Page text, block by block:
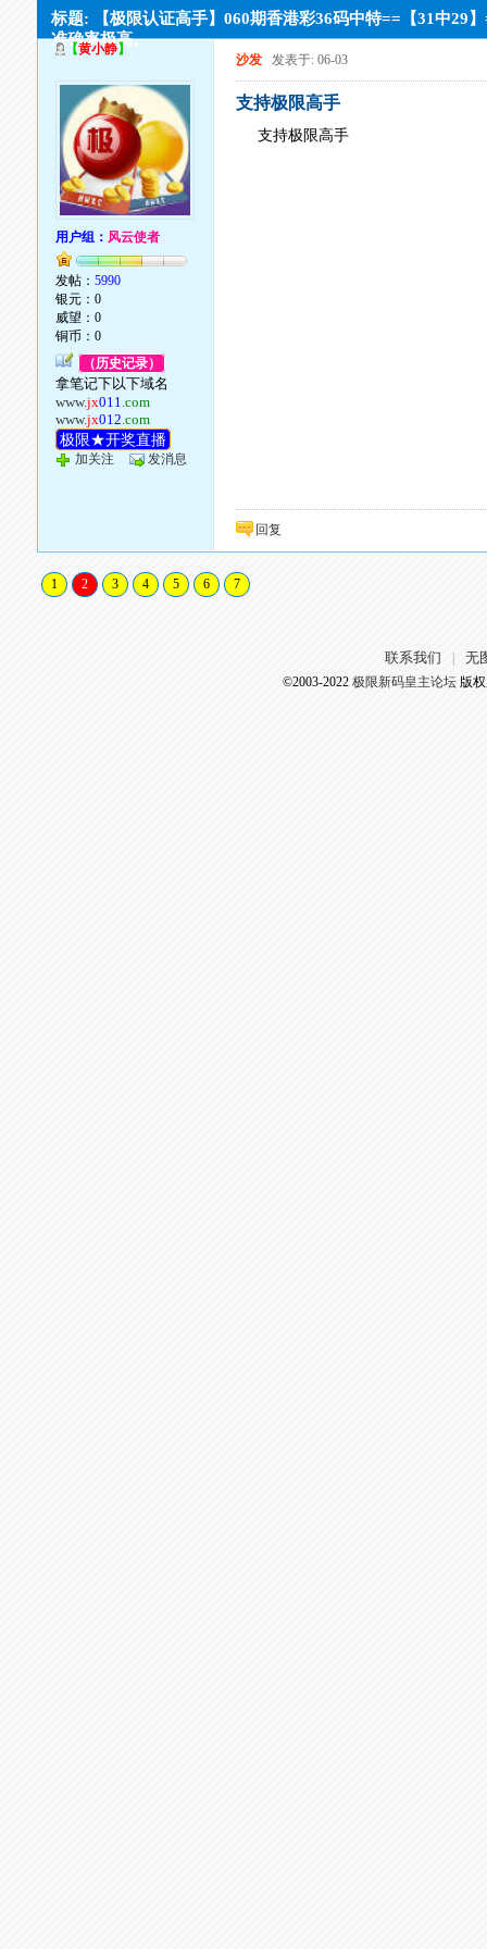
标题: 【极限认证高手】060期香港彩36码中特==【31中29
准确率极高。
【黄小静】
用户组： 风云使者
发帖：5990
银元：0
威望：0
铜币：0
（历史记录）
拿笔记下以下域名
www.jx011.com
www.jx012.com
极限★开奖直播
加关注 发消息
沙发 发表于: 06-03
支持极限高手
支持极限高手
回复
1 2 3 4 5 6 7
联系我们 无
©2003-2022 极限新码皇主论坛版权